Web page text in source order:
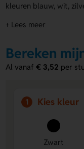
kleuren blauw, wit,
gravering op de
Voordelen van
Mok
naar wens op
Dubbelwandig
of koud en
Kleurrijke opties:
zwart, passend
+ Lees meer
Bereken
Al vanaf€ 3,52 per
1 Kies kleur
Zwart